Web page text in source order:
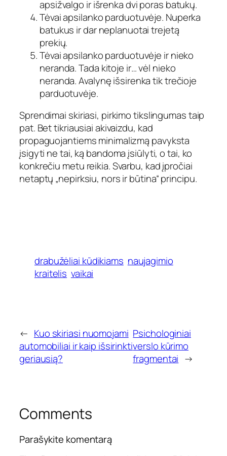
apsižvalgo ir išrenka dvi poras batukų.
Tėvai apsilanko parduotuvėje. Nuperka
batukus ir dar neplanuotai trejetą
prekių.
Tėvai apsilanko parduotuvėje ir nieko
neranda. Tada kitoje ir… vėl nieko
neranda. Avalynę išsirenka tik trečioje
parduotuvėje.
Sprendimai skiriasi, pirkimo tikslingumas taip
pat. Bet tikriausiai akivaizdu, kad
propaguojantiems minimalizmą pavyksta
įsigyti ne tai, ką bandoma įsiūlyti, o tai, ko
konkrečiu metu reikia. Svarbu, kad įpročiai
netaptų „nepirksiu, nors ir būtina“ principu.
drabužėliai kūdikiams naujagimio
kraitelis vaikai
← Kuo skiriasi nuomojami
automobiliai ir kaip išsirinkti
geriausią?
Psichologiniai
verslo kūrimo
fragmentai →
Comments
Parašykite komentarą